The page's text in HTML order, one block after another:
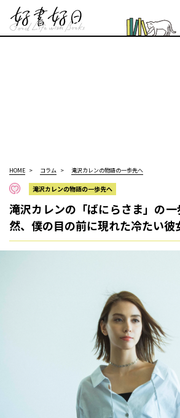
HOME コラム 滝沢カレンの物語の一歩先へ
滝沢カレンの物語の一歩先へ
滝沢カレンの「ばにらさま」の
然、僕の目の前に現れた冷たい